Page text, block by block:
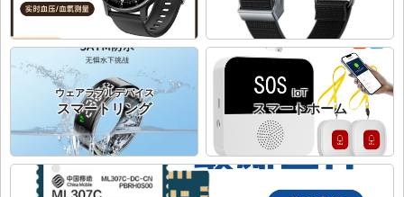
ウェアラブルデバイス
スマートリング
IoT
スマートホーム